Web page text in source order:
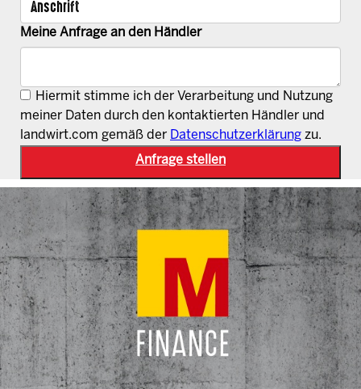
Meine Anfrage an den Händler
Hiermit stimme ich der Verarbeitung und Nutzung
meiner Daten durch den kontaktierten Händler und
landwirt.com gemäß der Datenschutzerklärung zu.